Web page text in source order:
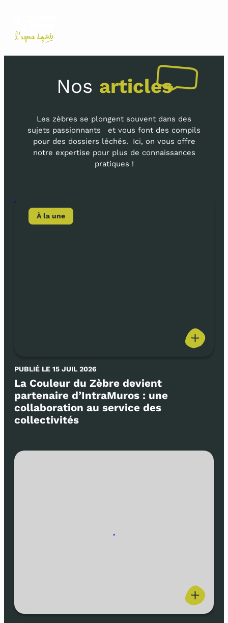
Aller
au
Nos articles
Les zèbres se plongent souvent dans des
sujets passionnants et vous font des compils
pour des dossiers léchés. Ici, on vous offre
notre expertise pour plus de connaissances
pratiques !
À la une
,
PUBLIÉ LE 15 JUIL 2026
La Couleur du Zèbre devient
partenaire d’IntraMuros : une
collaboration au service des
collectivités
,